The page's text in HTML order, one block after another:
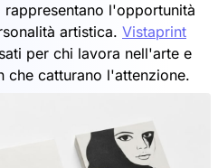
l'opportunità
artistica. Vistaprint
per chi lavora nell'arte e
che catturano l'attenzione.